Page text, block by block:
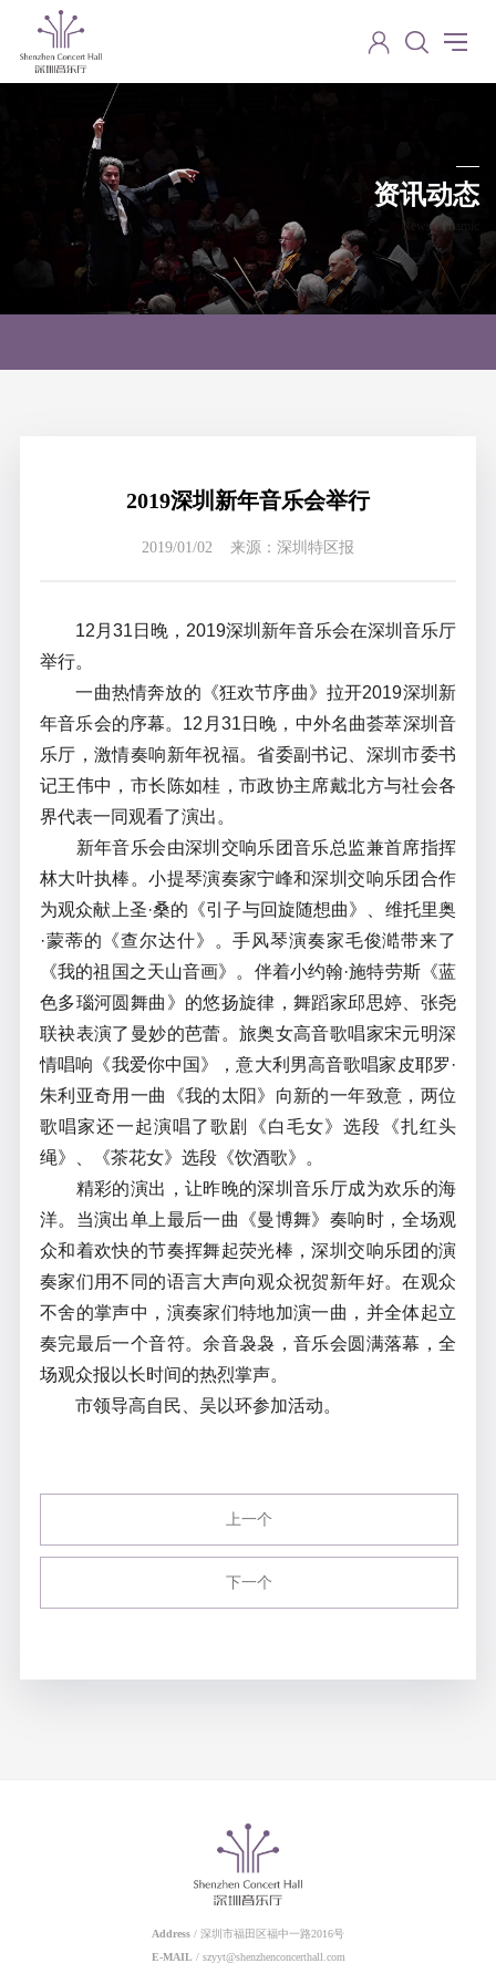
资讯动态
News dynamic
2019深圳新年音乐会举行
2019/01/02 来源：深圳特区报
12月31日晚，2019深圳新年音乐会在深圳音乐厅
举行。
一曲热情奔放的《狂欢节序曲》拉开2019深圳新
年音乐会的序幕。12月31日晚，中外名曲荟萃深圳音
乐厅，激情奏响新年祝福。省委副书记、深圳市委书
记王伟中，市长陈如桂，市政协主席戴北方与社会各
界代表一同观看了演出。
新年音乐会由深圳交响乐团音乐总监兼首席指挥
林大叶执棒。小提琴演奏家宁峰和深圳交响乐团合作
为观众献上圣·桑的《引子与回旋随想曲》、维托里奥
·蒙蒂的《查尔达什》。手风琴演奏家毛俊澔带来了
《我的祖国之天山音画》。伴着小约翰·施特劳斯《蓝
色多瑙河圆舞曲》的悠扬旋律，舞蹈家邱思婷、张尧
联袂表演了曼妙的芭蕾。旅奥女高音歌唱家宋元明深
情唱响《我爱你中国》，意大利男高音歌唱家皮耶罗·
朱利亚奇用一曲《我的太阳》向新的一年致意，两位
歌唱家还一起演唱了歌剧《白毛女》选段《扎红头
绳》、《茶花女》选段《饮酒歌》。
精彩的演出，让昨晚的深圳音乐厅成为欢乐的海
洋。当演出单上最后一曲《曼博舞》奏响时，全场观
众和着欢快的节奏挥舞起荧光棒，深圳交响乐团的演
奏家们用不同的语言大声向观众祝贺新年好。在观众
不舍的掌声中，演奏家们特地加演一曲，并全体起立
奏完最后一个音符。余音袅袅，音乐会圆满落幕，全
场观众报以长时间的热烈掌声。
市领导高自民、吴以环参加活动。
上一个
下一个
Address / 深圳市福田区福中一路2016号
E-MAIL / szyyt@shenzhenconcerthall.com